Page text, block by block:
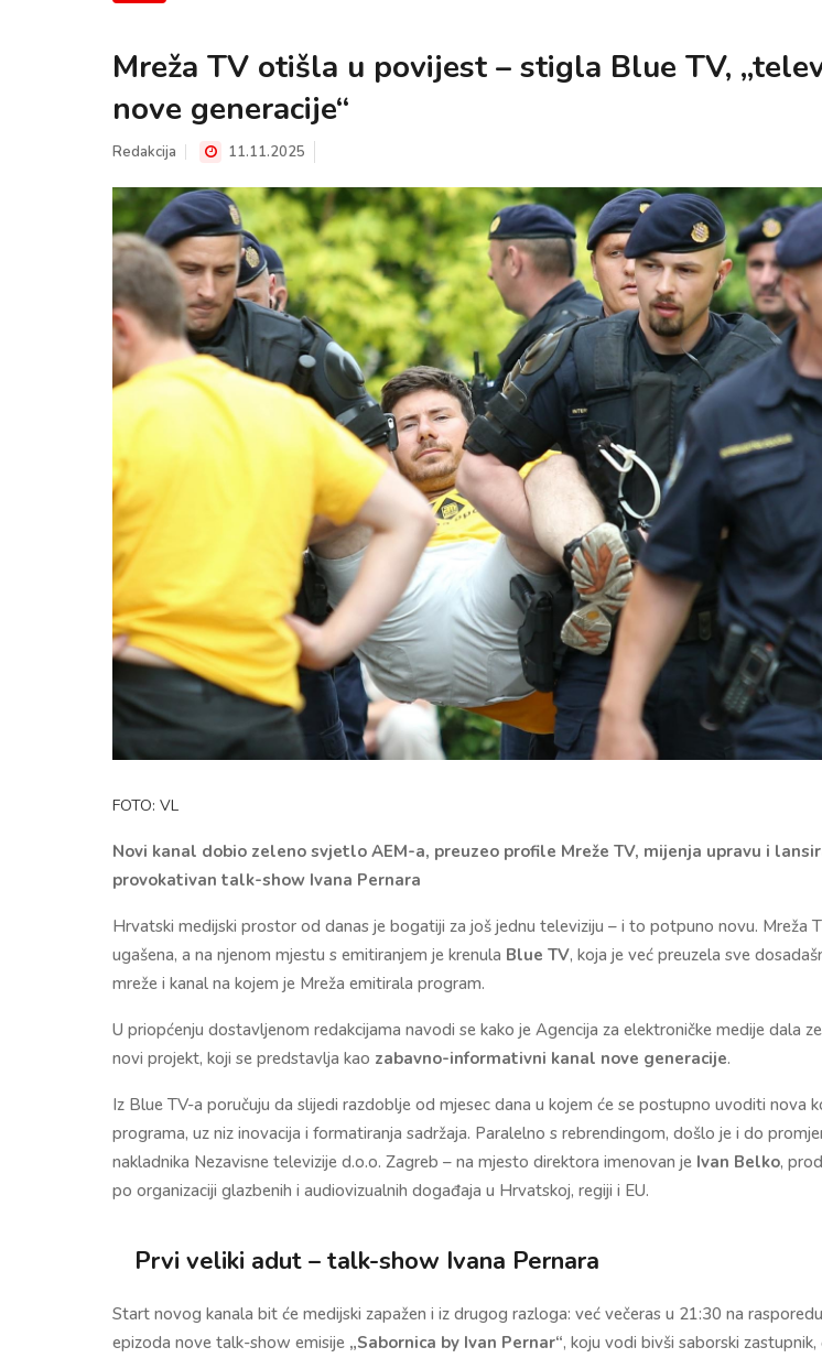
Mreža TV otišla u povijest – stigla Blue TV,
nove generacije“
Redakcija 11.11.2025
FOTO: VL
Novi kanal dobio zeleno svjetlo AEM-a, preuzeo profile Mreže TV, mijenja upravu i
provokativan talk-show Ivana Pernara
Hrvatski medijski prostor od danas je bogatiji za još jednu televiziju – i to potpuno novu. Mreža
ugašena, a na njenom mjestu s emitiranjem je krenula Blue TV, koja je već preuzela sve
mreže i kanal na kojem je Mreža emitirala program.
U priopćenju dostavljenom redakcijama navodi se kako je Agencija za elektroničke medije dala
novi projekt, koji se predstavlja kao zabavno-informativni kanal nove generacije.
Iz Blue TV-a poručuju da slijedi razdoblje od mjesec dana u kojem će se postupno uvoditi nova
programa, uz niz inovacija i formatiranja sadržaja. Paralelno s rebrendingom, došlo je i do
nakladnika Nezavisne televizije d.o.o. Zagreb – na mjesto direktora imenovan je Ivan Belko,
po organizaciji glazbenih i audiovizualnih događaja u Hrvatskoj, regiji i EU.
Prvi veliki adut – talk-show Ivana Pernara
Start novog kanala bit će medijski zapažen i iz drugog razloga: već večeras u 21:30 na
epizoda nove talk-show emisije „Sabornica by Ivan Pernar“, koju vodi bivši saborski